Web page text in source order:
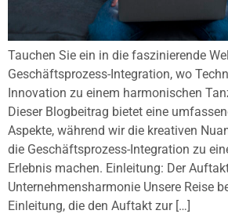
Tauchen Sie ein in die faszinierende
Geschäftsprozess-Integration, wo
Innovation zu einem harmonischen
Dieser Blogbeitrag bietet eine
Aspekte, während wir die kreativen
die Geschäftsprozess-Integration zu
Erlebnis machen. Einleitung: Der
Unternehmensharmonie Unsere Reise
Einleitung, die den Auftakt zur […]